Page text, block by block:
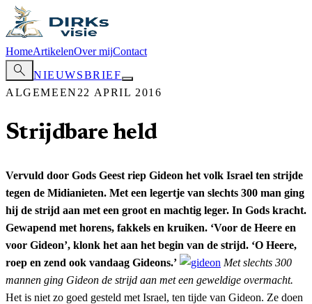
HomeArtikelenOver mijContact
search
NIEUWSBRIEF
ALGEMEEN 22 APRIL 2016
Strijdbare held
Vervuld door Gods Geest riep Gideon het volk Israel ten strijde
tegen de Midianieten. Met een legertje van slechts 300 man ging
hij de strijd aan met een groot en machtig leger. In Gods kracht.
Gewapend met horens, fakkels en kruiken. ‘Voor de Heere en
voor Gideon’, klonk het aan het begin van de strijd. ‘O Heere,
roep en zend ook vandaag Gideons.’
Met slechts 300
mannen ging Gideon de strijd aan met een geweldige overmacht.
Het is niet zo goed gesteld met Israel, ten tijde van Gideon. Ze doen